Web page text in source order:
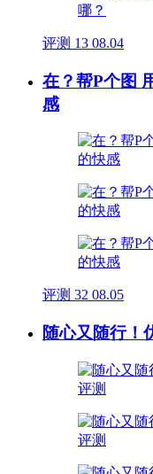
评测 13 08.04
在？帮P个图
感
评测 32 08.05
随心又随行！